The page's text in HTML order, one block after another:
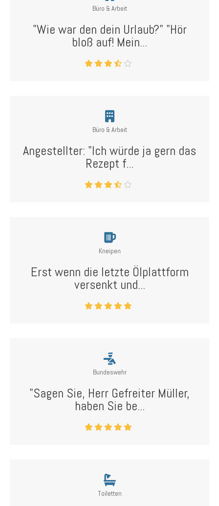
Büro & Arbeit
"Wie war den dein Urlaub?" "Hör
bloß auf! Mein...
Büro & Arbeit
Angestellter: "Ich würde ja gern das
Rezept f...
Kneipen
Erst wenn die letzte Ölplattform
versenkt und...
Bundeswehr
"Sagen Sie, Herr Gefreiter Müller,
haben Sie be...
Toiletten